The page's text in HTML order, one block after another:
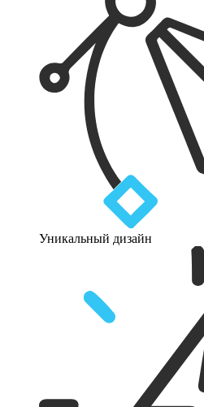
Уникальный дизайн